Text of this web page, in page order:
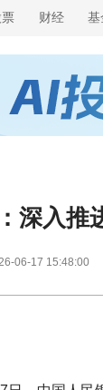
票 财经 基
深入推
06-17 15:48:00